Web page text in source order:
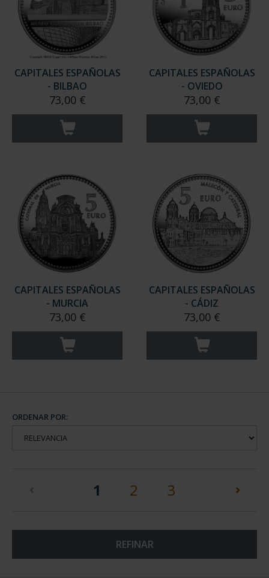
CAPITALES ESPAÑOLAS
- BILBAO
73,00 €
CAPITALES ESPAÑOLAS
- OVIEDO
73,00 €
CAPITALES ESPAÑOLAS
- MURCIA
73,00 €
CAPITALES ESPAÑOLAS
- CÁDIZ
73,00 €
ORDENAR POR:
1 (current)
2 3
REFINAR